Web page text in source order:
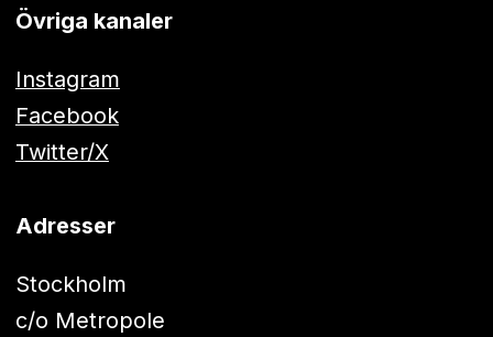
Övriga kanaler
Instagram
Facebook
Twitter/X
Adresser
Stockholm
c/o Metropole